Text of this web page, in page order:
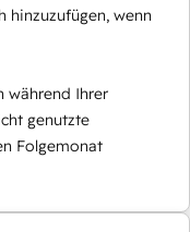
hinzuzufügen, wenn
während Ihrer
genutzte
Folgemonat